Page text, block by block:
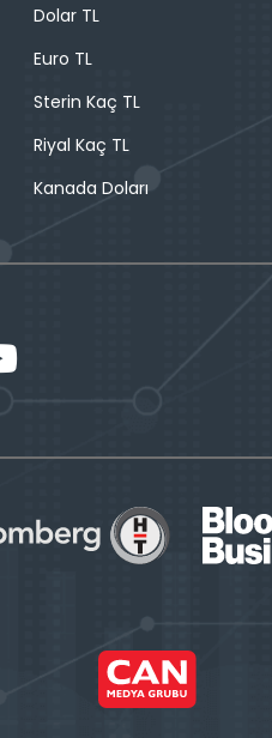
Dolar TL
Euro TL
Sterin Kaç TL
Riyal Kaç TL
Kanada Doları